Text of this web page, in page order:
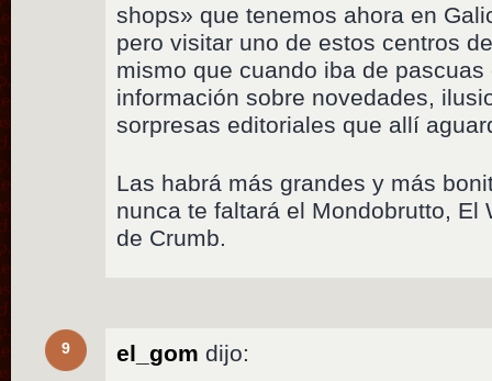
shops» que tenemos ahora en
pero visitar uno de estos centros
mismo que cuando iba de
información sobre novedades,
sorpresas editoriales que allí
Las habrá más grandes y más
nunca te faltará el Mondobrutto, El
de Crumb.
9 el_gom dijo: